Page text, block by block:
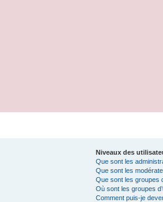
Niveaux des
Que sont les
Que sont les
Que sont les groupes
Où sont les groupes
Comment puis-je